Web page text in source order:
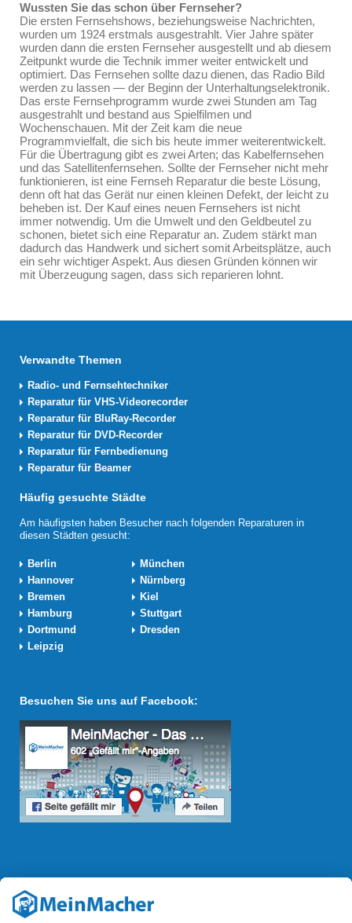
Wussten Sie das schon über Fernseher?
Die ersten Fernsehshows, beziehungsweise Nachrichten,
wurden um 1924 erstmals ausgestrahlt. Vier Jahre später
wurden dann die ersten Fernseher ausgestellt und ab diesem
Zeitpunkt wurde die Technik immer weiter entwickelt und
optimiert. Das Fernsehen sollte dazu dienen, das Radio Bild
werden zu lassen — der Beginn der Unterhaltungselektronik.
Das erste Fernsehprogramm wurde zwei Stunden am Tag
ausgestrahlt und bestand aus Spielfilmen und
Wochenschauen. Mit der Zeit kam die neue
Programmvielfalt, die sich bis heute immer weiterentwickelt.
Für die Übertragung gibt es zwei Arten; das Kabelfernsehen
und das Satellitenfernsehen. Sollte der Fernseher nicht mehr
funktionieren, ist eine Fernseh Reparatur die beste Lösung,
denn oft hat das Gerät nur einen kleinen Defekt, der leicht zu
beheben ist. Der Kauf eines neuen Fernsehers ist nicht
immer notwendig. Um die Umwelt und den Geldbeutel zu
schonen, bietet sich eine Reparatur an. Zudem stärkt man
dadurch das Handwerk und sichert somit Arbeitsplätze, auch
ein sehr wichtiger Aspekt. Aus diesen Gründen können wir
mit Überzeugung sagen, dass sich reparieren lohnt.
Verwandte Themen
Radio- und Fernsehtechniker
Reparatur für VHS-Videorecorder
Reparatur für BluRay-Recorder
Reparatur für DVD-Recorder
Reparatur für Fernbedienung
Reparatur für Beamer
Häufig gesuchte Städte
Am häufigsten haben Besucher nach folgenden Reparaturen in
diesen Städten gesucht:
Berlin
München
Hannover
Nürnberg
Bremen
Kiel
Hamburg
Stuttgart
Dortmund
Dresden
Leipzig
Besuchen Sie uns auf Facebook:
Reparatur Revolution
Mit derReparatur-Revolution
Reparaturbedingungen in Deutschland: Für Produkte, die sich gut